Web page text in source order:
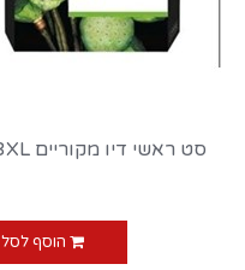
סט ראשי דיו מקוריים HP953XL אדום כחול צהוב ושחור
הוסף לסל